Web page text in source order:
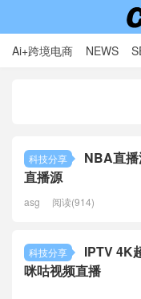
Ai+跨境电商 NEWS
科技分享
NBA直
直播源
asg 阅读(914)
科技分享
IPTV 4K
咪咕视频直播